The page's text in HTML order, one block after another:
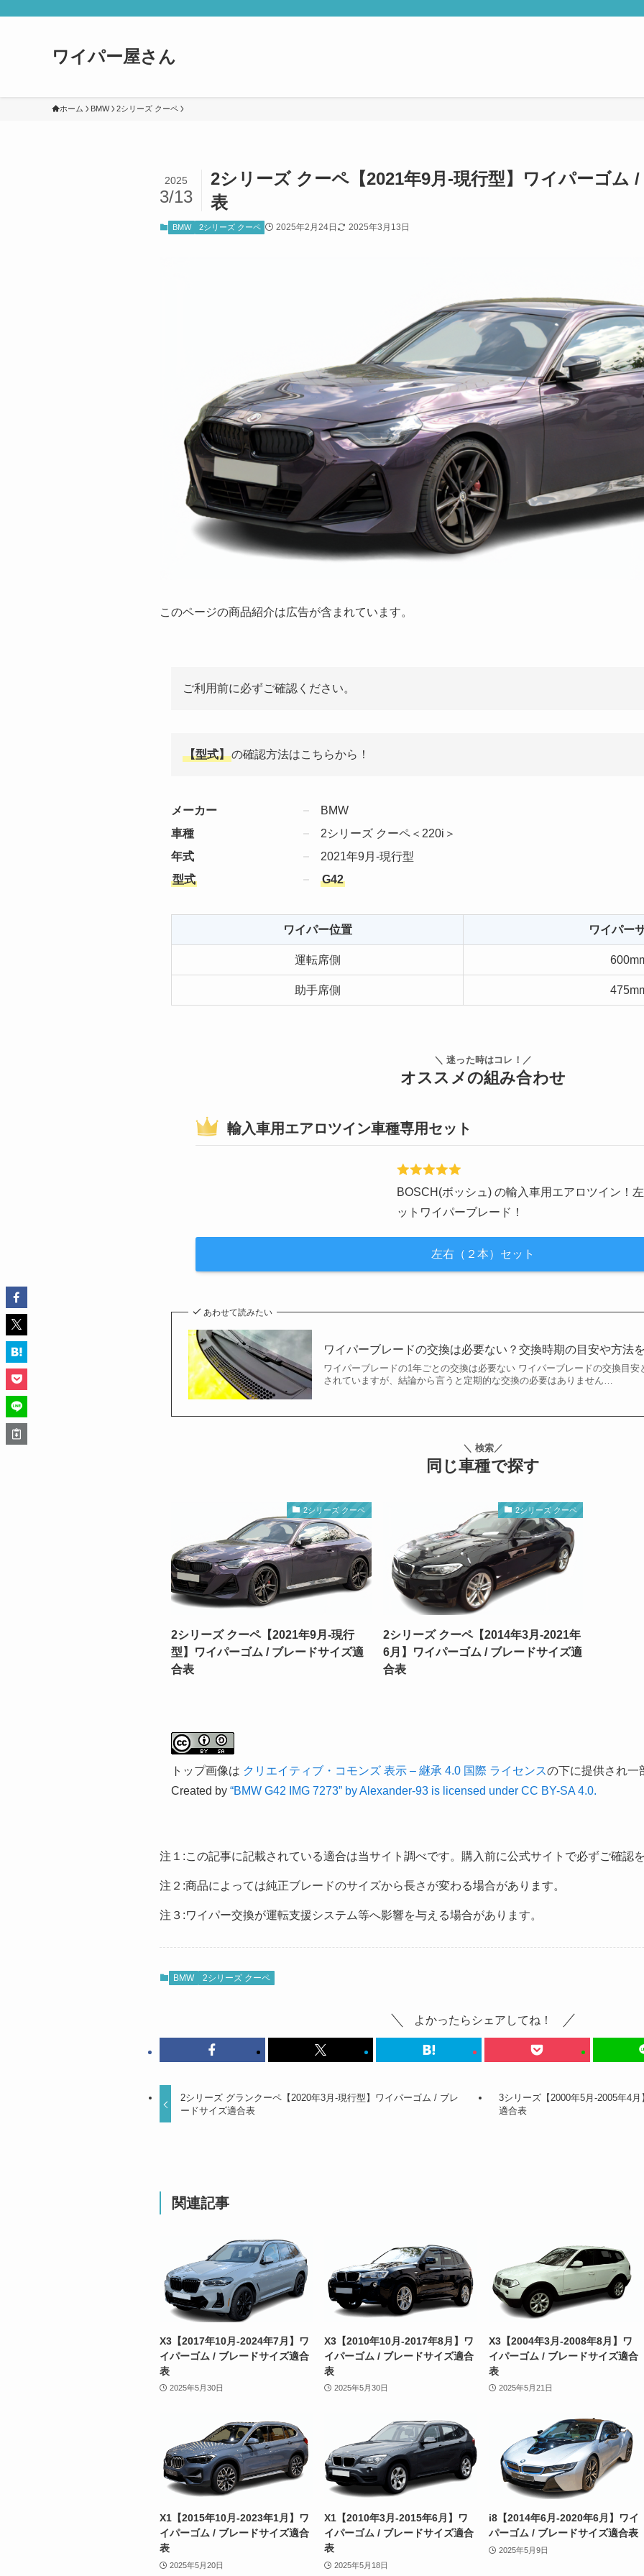
ワイパー屋さん
ホーム BMW 2シリーズ クーペ
2シリーズ クーペ【2021年9月-現行型】ワイパーゴム
表
2025
3/13
BMW 2シリーズ クーペ 2025年2月24日 2025年3月13日
このページの商品紹介は広告が含まれています。
ご利用前に必ずご確認ください。
【型式】の確認方法はこちらから！
メーカー
BMW
車種
2シリーズ クーペ＜220i＞
年式
2021年9月-現行型
型式
G42
ワイパー位置 ワイパー
運転席側
助手席側
＼ 迷った時はコレ！／
オススメの組み合わせ
輸入車用エアロツイン車種専用セット
BOSCH(ボッシュ) の輸入車用エアロツイン！
ットワイパーブレード！
左右（２本）セット
あわせて読みたい
ワイパーブレードの交換は必要ない？交換時期の目安や方法
ワイパーブレードの1年ごとの交換は必要ない ワイパーブレードの交換目
されていますが、結論から言うと定期的な交換の必要はありません…
＼ 検索／
同じ車種で探す
2シリーズ クーペ
2シリーズ クーペ【2021年9月-現行
型】ワイパーゴム / ブレードサイズ適
合表
2シリーズ クーペ
2シリーズ クーペ【2014年3月-2021年
6月】ワイパーゴム / ブレードサイズ適
合表
トップ画像は クリエイティブ・コモンズ 表示 – 継承 4.0 国際 ライセンスの下に提供され一
Created by “BMW G42 IMG 7273” by Alexander-93 is licensed under CC BY-SA 4.0.
注１:この記事に記載されている適合は当サイト調べです。購入前に公式サイトで必ずご確認を
注２:商品によっては純正ブレードのサイズから長さが変わる場合があります。
注３:ワイパー交換が運転支援システム等へ影響を与える場合があります。
BMW 2シリーズ クーペ
よかったらシェアしてね！
2シリーズ グランクーペ【2020年3月-現行型】ワイパーゴム / ブレ
ードサイズ適合表
3シリーズ【2000年5月-2005年4
適合表
関連記事
X3【2017年10月-2024年7月】ワ
イパーゴム / ブレードサイズ適合
表
2025年5月30日
X3【2010年10月-2017年8月】ワ
イパーゴム / ブレードサイズ適合
表
2025年5月30日
X3【2004年3月-2008年8月】ワ
イパーゴム / ブレードサイズ適合
表
2025年5月21日
X1【2015年10月-2023年1月】ワ
イパーゴム / ブレードサイズ適合
表
2025年5月20日
X1【2010年3月-2015年6月】ワ
イパーゴム / ブレードサイズ適合
表
2025年5月18日
i8【2014年6月-2020年6月】ワイ
パーゴム / ブレードサイズ適合表
2025年5月9日